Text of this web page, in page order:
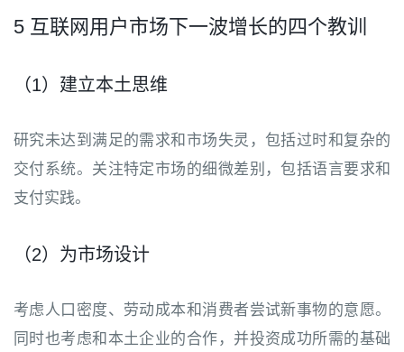
5 互联网用户市场下一波增长的四个教训
（1）建立本土思维
研究未达到满足的需求和市场失灵，包括过时和复杂的
交付系统。关注特定市场的细微差别，包括语言要求和
支付实践。
（2）为市场设计
考虑人口密度、劳动成本和消费者尝试新事物的意愿。
同时也考虑和本土企业的合作，并投资成功所需的基础